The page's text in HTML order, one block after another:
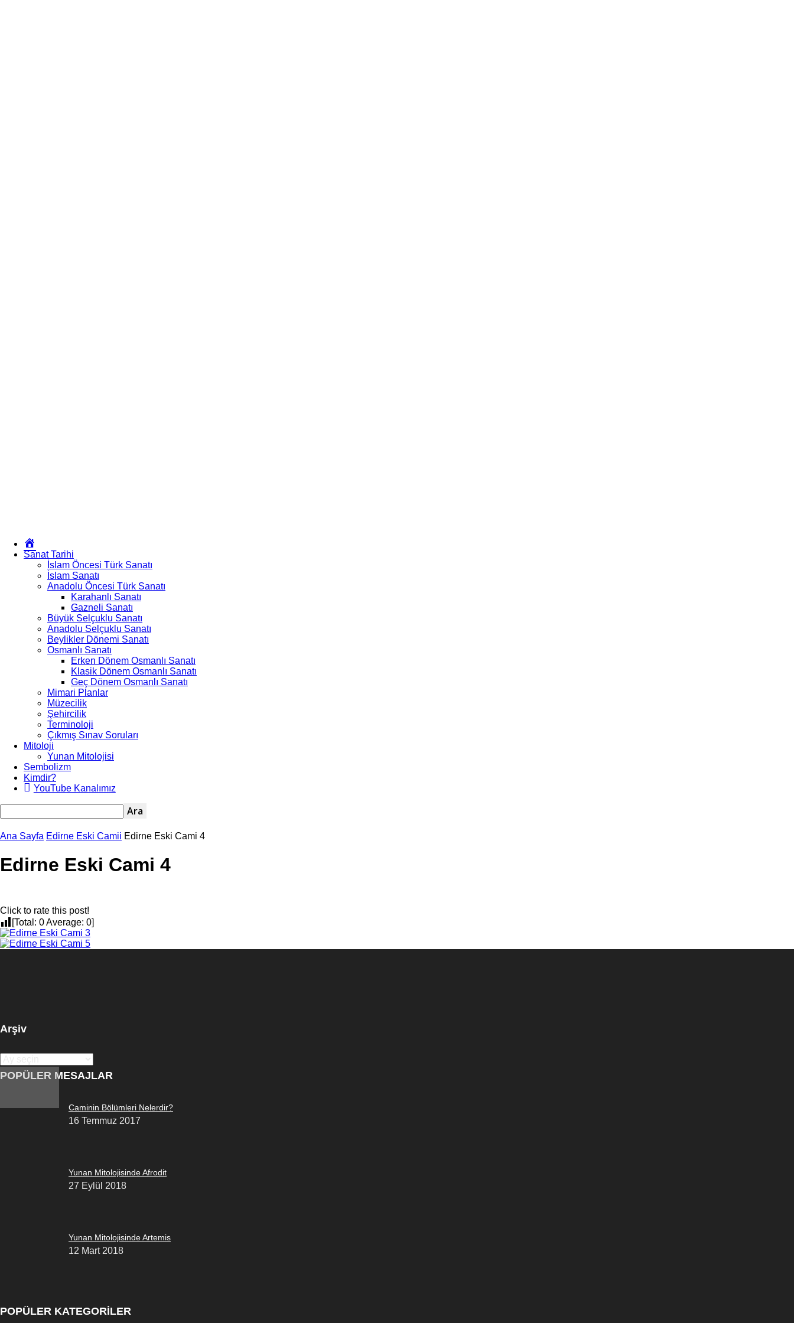
Yazarım
Sanat Tarihi
İslam Öncesi Türk Sanatı
İslam Sanatı
Anadolu Öncesi Türk Sanatı
Karahanlı Sanatı
Gazneli Sanatı
Büyük Selçuklu Sanatı
Anadolu Selçuklu Sanatı
Beylikler Dönemi Sanatı
Osmanlı Sanatı
Erken Dönem Osmanlı Sanatı
Klasik Dönem Osmanlı Sanatı
Geç Dönem Osmanlı Sanatı
Mimari Planlar
Müzecilik
Şehircilik
Terminoloji
Çıkmış Sınav Soruları
Mitoloji
Yunan Mitolojisi
Sembolizm
Kimdir?
YouTube Kanalımız
Ana Sayfa Edirne Eski Camii Edirne Eski Cami 4
Edirne Eski Cami 4
Click to rate this post!
[Total: 0Average: 0]
Arşiv
POPÜLER MESAJLAR
Caminin Bölümleri Nelerdir?
16 Temmuz 2017
Yunan Mitolojisinde Afrodit
27 Eylül 2018
Yunan Mitolojisinde Artemis
12 Mart 2018
POPÜLER KATEGORİLER